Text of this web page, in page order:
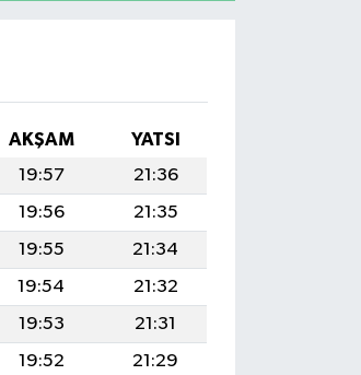
AKŞAM
YATSI
19:57
21:36
19:56
21:35
19:55
21:34
19:54
21:32
19:53
21:31
19:52
21:29